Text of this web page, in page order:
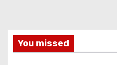
You missed